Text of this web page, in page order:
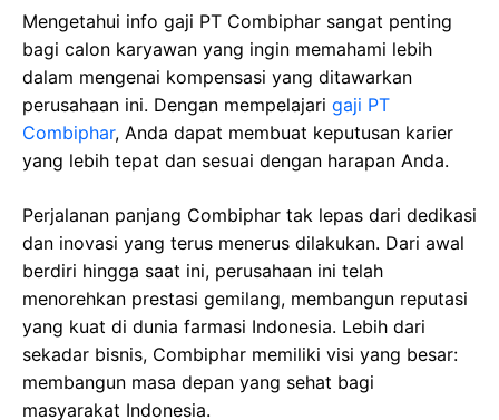
Mengetahui info gaji PT Combiphar sangat penting
bagi calon karyawan yang ingin memahami lebih
dalam mengenai kompensasi yang ditawarkan
perusahaan ini. Dengan mempelajari gaji PT
Combiphar, Anda dapat membuat keputusan karier
yang lebih tepat dan sesuai dengan harapan Anda.
Perjalanan panjang Combiphar tak lepas dari dedikasi
dan inovasi yang terus menerus dilakukan. Dari awal
berdiri hingga saat ini, perusahaan ini telah
menorehkan prestasi gemilang, membangun reputasi
yang kuat di dunia farmasi Indonesia. Lebih dari
sekadar bisnis, Combiphar memiliki visi yang besar:
membangun masa depan yang sehat bagi
masyarakat Indonesia.